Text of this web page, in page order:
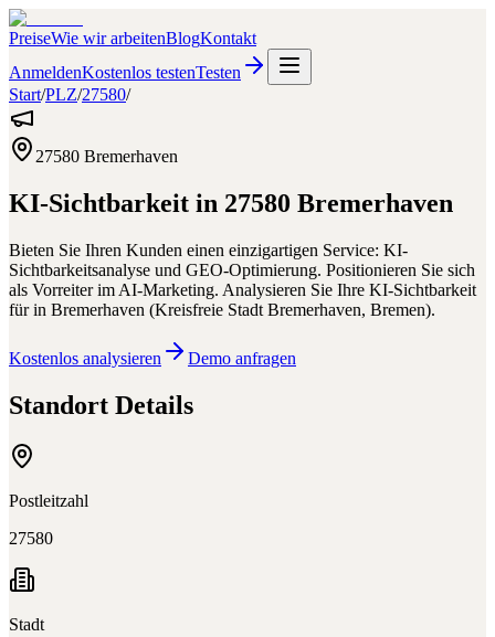
PreiseWie wir arbeitenBlogKontakt
AnmeldenKostenlos testenTesten
Start/PLZ/27580/
27580 Bremerhaven
KI-Sichtbarkeit in 27580 Bremerhaven
Bieten Sie Ihren Kunden einen einzigartigen Service: KI-
Sichtbarkeitsanalyse und GEO-Optimierung. Positionieren Sie sich
als Vorreiter im AI-Marketing. Analysieren Sie Ihre KI-Sichtbarkeit
fürin Bremerhaven (Kreisfreie Stadt Bremerhaven, Bremen).
Kostenlos analysieren Demo anfragen
Standort Details
Postleitzahl
27580
Stadt